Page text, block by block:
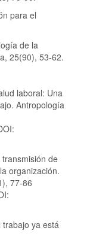
para el
de la
25(90), 53-62.
laboral: Una
Antropología
de
organización.
77-86
ya está